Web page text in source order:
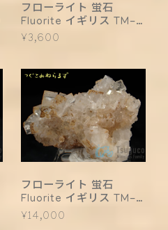
フローライト 蛍石
Fluorite イギリス TM-
0008
¥3,600
フローライト 蛍石
Fluorite イギリス TM-
0004
¥14,000